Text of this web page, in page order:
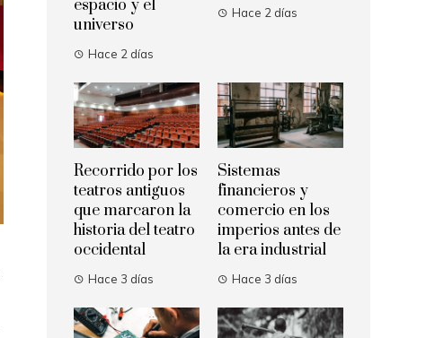
espacio y el
universo
Hace 2 días
Hace 2 días
Recorrido por los
teatros antiguos
que marcaron la
historia del teatro
occidental
Hace 3 días
Sistemas
financieros y
comercio en los
imperios antes de
la era industrial
Hace 3 días